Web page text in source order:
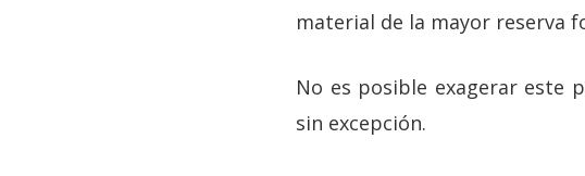
material de la mayor reserva
No es posible exagerar este
sin excepción.